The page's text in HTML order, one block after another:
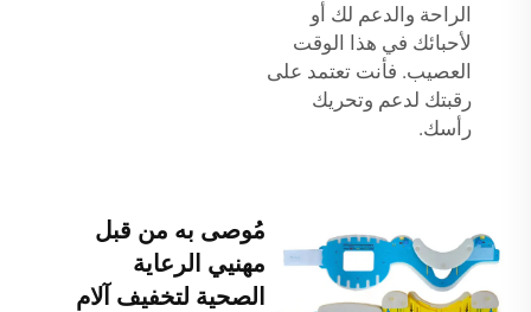
الراحة والدعم لك أو
لأحبائك في هذا الوقت
العصيب. فأنت تعتمد على
رقبتك لدعم وتحريك
رأسك.
مُوصى به من قبل
مهنيي الرعاية
الصحية لتخفيف آلام